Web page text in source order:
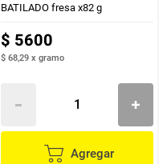
BATILADO fresa x82 g
$ 5600
$ 68,29 x gramo
Agregar